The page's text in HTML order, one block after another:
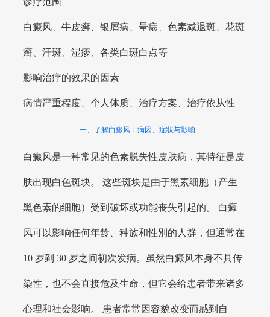
白癜风、牛皮癣、银屑病、晕痣、色素减退斑、花斑
癣、汗斑、湿疹、各类白斑白点等
影响治疗的效果的因素
病情严重程度、个人体质、治疗方案、治疗依从性
一、了解白癜风：病因、症状与影响
白癜风是一种常见的色素脱失性皮肤病，其特征是皮
肤出现白色斑块。 这些斑块是由于黑素细胞（产生
黑色素的细胞）受到破坏或功能丧失引起的。 白癜
风可以影响任何年龄、种族和性別的人群，但通常在
10 岁到 30 岁之间初次发病。虽然白癜风本身不具传
染性，也不会直接危及生命，但它会给患者带来诸多
心理和社会影响。 患者常常因容貌改变而感到自